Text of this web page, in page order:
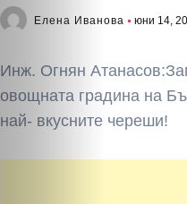
Елена Иванова юни 14,
Инж. Огнян
овощната градина на
най- вкусните череши!